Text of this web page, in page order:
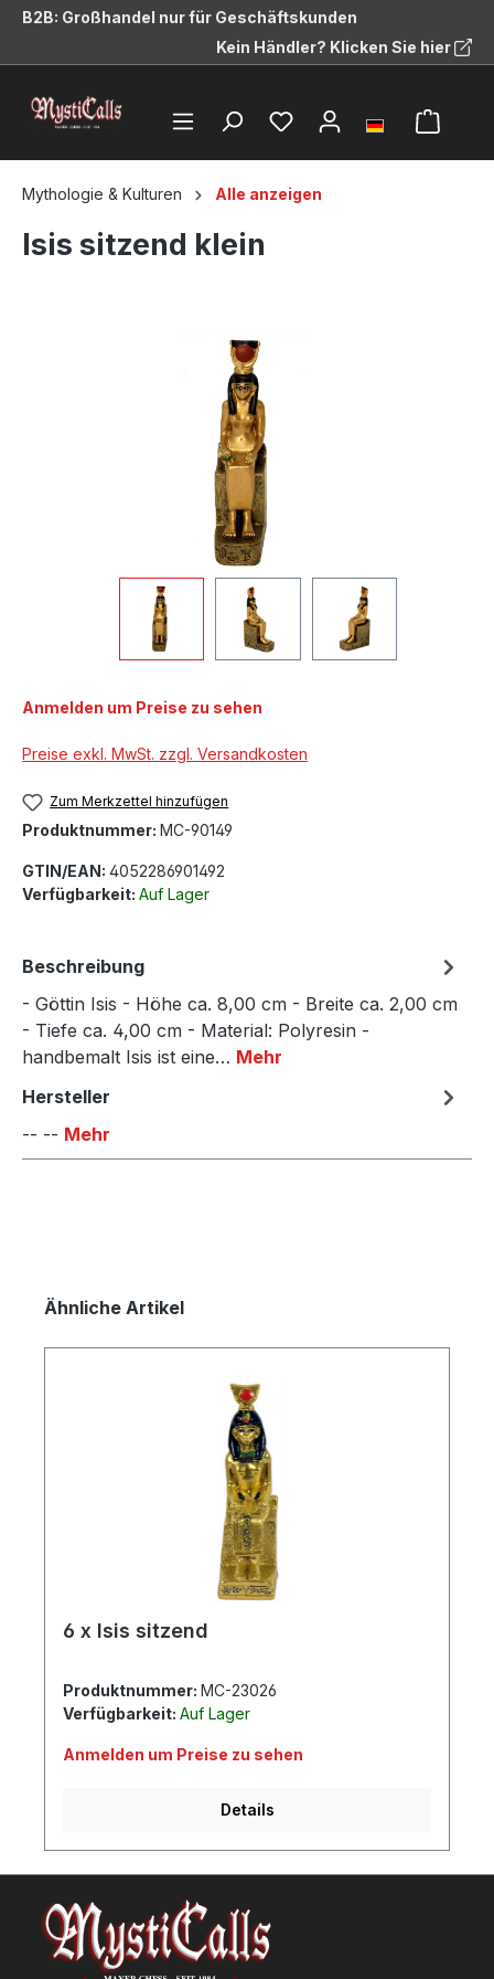
springen
B2B: Großhandel nur für Geschäftskunden
Kein Händler? Klicken Sie hier
Mythologie & Kulturen Alle anzeigen
Isis sitzend klein
Anmelden um Preise zu sehen
Preise exkl. MwSt. zzgl. Versandkosten
Zum Merkzettel hinzufügen
Produktnummer: MC-90149
GTIN/EAN: 4052286901492
Verfügbarkeit: Auf Lager
Beschreibung
- Göttin Isis - Höhe ca. 8,00 cm - Breite ca. 2,00 cm
- Tiefe ca. 4,00 cm - Material: Polyresin -
handbemalt Isis ist eine… Mehr
Hersteller
-- -- Mehr
Produktgalerie überspringen
Ähnliche Artikel
6 x Isis sitzend
Produktnummer: MC-23026
Verfügbarkeit: Auf Lager
Anmelden um Preise zu sehen
Details